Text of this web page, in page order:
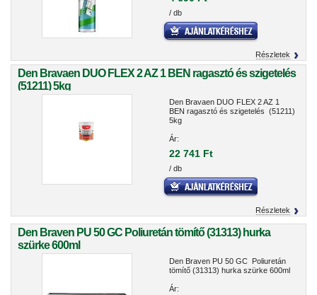
/ db
Részletek
Den Bravaen DUO FLEX 2 AZ 1 BEN ragasztó és szigetelés
(51211) 5kg
Den Bravaen DUO FLEX 2 AZ 1
BEN ragasztó és szigetelés (51211)
5kg
Ár:
22 741 Ft
/ db
Részletek
Den Braven PU 50 GC Poliuretán tömítő (31313) hurka
szürke 600ml
Den Braven PU 50 GC Poliuretán
tömítő (31313) hurka szürke 600ml
Ár: